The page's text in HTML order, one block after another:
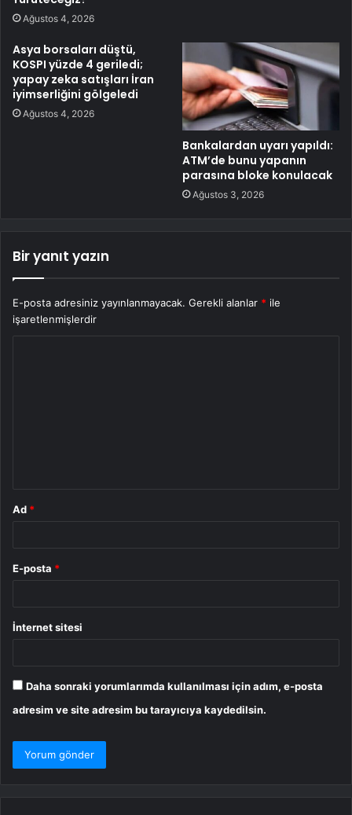
Ağustos 4, 2026
Asya borsaları düştü,
KOSPI yüzde 4 geriledi;
yapay zeka satışları İran
iyimserliğini gölgeledi
Ağustos 4, 2026
Bankalardan uyarı yapıldı:
ATM’de bunu yapanın
parasına bloke konulacak
Ağustos 3, 2026
Bir yanıt yazın
E-posta adresiniz yayınlanmayacak. Gerekli alanlar * ile
işaretlenmişlerdir
Ad *
E-posta *
İnternet sitesi
Daha sonraki yorumlarımda kullanılması için adım, e-posta
adresim ve site adresim bu tarayıcıya kaydedilsin.